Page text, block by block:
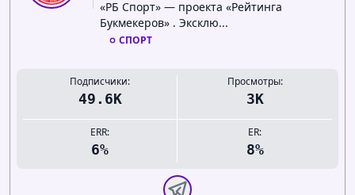
«РБ Спорт» — проекта «Рейтинга
Букмекеров» . Эксклю...
СПОРТ
Подписчики:
49.6K
ERR:
6%
Просмотры:
3K
ER:
8%